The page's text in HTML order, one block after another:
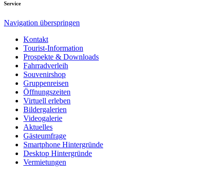
Service
Navigation überspringen
Kontakt
Tourist-Information
Prospekte & Downloads
Fahrradverleih
Souvenirshop
Gruppenreisen
Öffnungszeiten
Virtuell erleben
Bildergalerien
Videogalerie
Aktuelles
Gästeumfrage
Smartphone Hintergründe
Desktop Hintergründe
Vermietungen